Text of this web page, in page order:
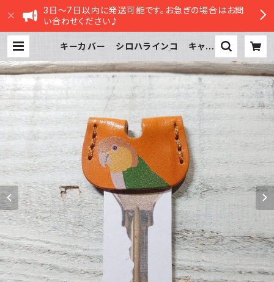
3日～7日以内に発送可能です。お急ぎの場合はお問
い合わせください♪
キーカバー シロハラインコ キャメ
トア